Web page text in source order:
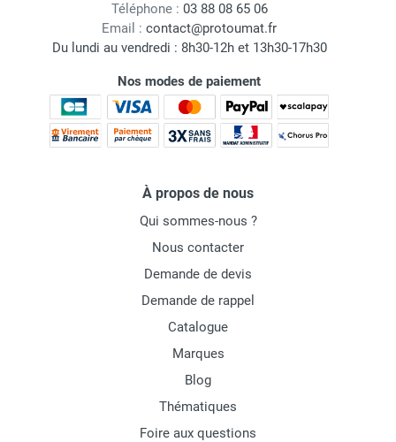
Téléphone : 03 88 08 65 06
Email : contact@protoumat.fr
Du lundi au vendredi : 8h30-12h et 13h30-17h30
Nos modes de paiement
À propos de nous
Qui sommes-nous ?
Nous contacter
Demande de devis
Demande de rappel
Catalogue
Marques
Blog
Thématiques
Foire aux questions